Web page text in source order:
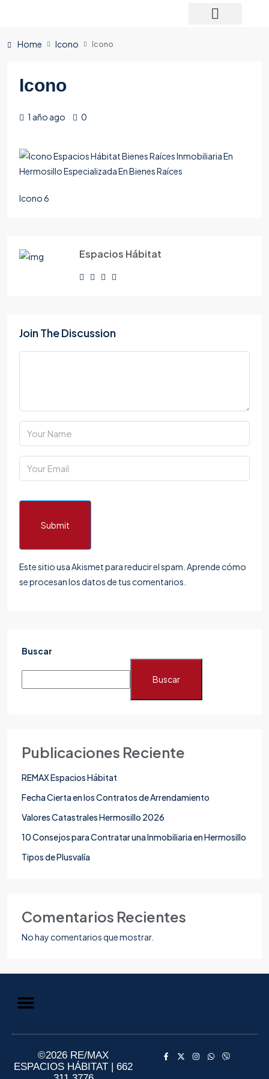
Home Icono Icono
Icono
1 año ago 0
Icono 6
Espacios Hábitat
Join The Discussion
Submit
Este sitio usa Akismet para reducir el spam. Aprende cómo
se procesan los datos de tus comentarios.
Buscar
Buscar
Publicaciones Reciente
REMAX Espacios Hábitat
Fecha Cierta en los Contratos de Arrendamiento
Valores Catastrales Hermosillo 2026
10 Consejos para Contratar una Inmobiliaria en Hermosillo
Tipos de Plusvalía
Comentarios Recientes
No hay comentarios que mostrar.
©2026 RE/MAX
ESPACIOS HÁBITAT | 662